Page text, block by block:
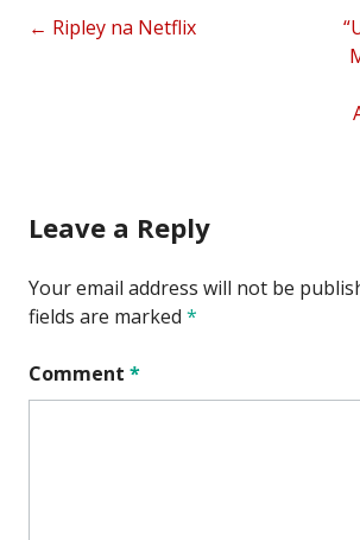
Post
← Ripley na Netflix
Leave a Reply
Your email address will not be
fields are marked *
Comment *